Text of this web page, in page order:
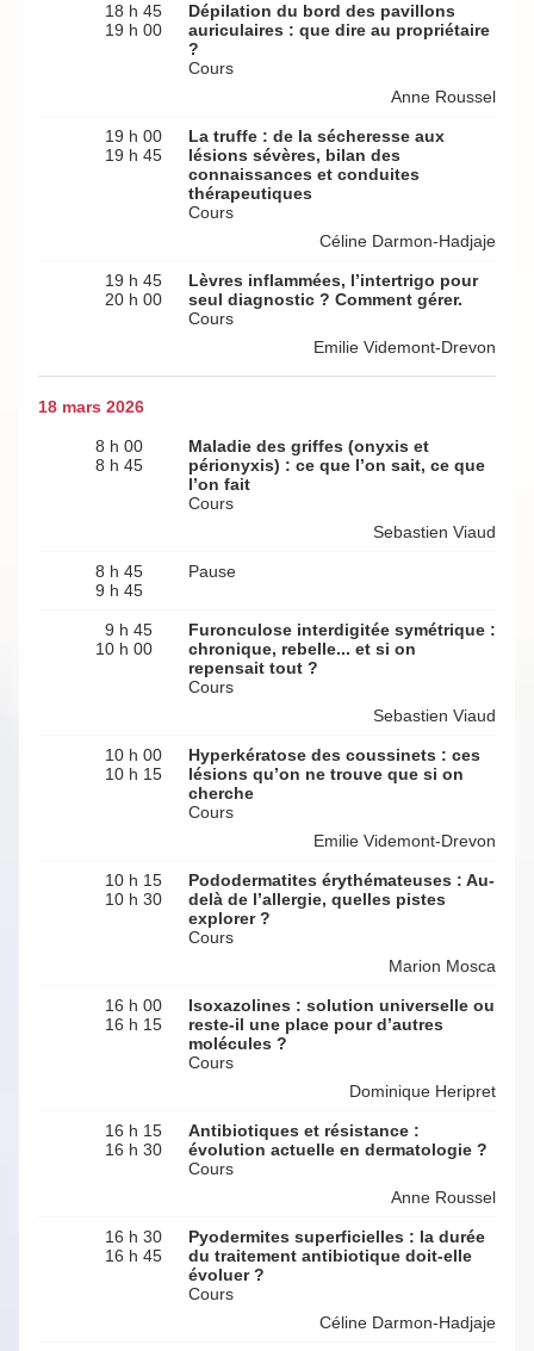
18 h 45
19 h 00
Dépilation du bord des pavillons
auriculaires : que dire au propriétaire
?
Cours
Anne Roussel
19 h 00
19 h 45
La truffe : de la sécheresse aux
lésions sévères, bilan des
connaissances et conduites
thérapeutiques
Cours
Céline Darmon-Hadjaje
19 h 45
20 h 00
Lèvres inflammées, l’intertrigo pour
seul diagnostic ? Comment gérer.
Cours
Emilie Videmont-Drevon
18 mars 2026
8 h 00
8 h 45
Maladie des griffes (onyxis et
périonyxis) : ce que l’on sait, ce que
l’on fait
Cours
Sebastien Viaud
8 h 45
9 h 45
Pause
9 h 45
10 h 00
Furonculose interdigitée symétrique :
chronique, rebelle... et si on
repensait tout ?
Cours
Sebastien Viaud
10 h 00
10 h 15
Hyperkératose des coussinets : ces
lésions qu’on ne trouve que si on
cherche
Cours
Emilie Videmont-Drevon
10 h 15
10 h 30
Pododermatites érythémateuses : Au-
delà de l’allergie, quelles pistes
explorer ?
Cours
Marion Mosca
16 h 00
16 h 15
Isoxazolines : solution universelle ou
reste-il une place pour d’autres
molécules ?
Cours
Dominique Heripret
16 h 15
16 h 30
Antibiotiques et résistance :
évolution actuelle en dermatologie ?
Cours
Anne Roussel
16 h 30
16 h 45
Pyodermites superficielles : la durée
du traitement antibiotique doit-elle
évoluer ?
Cours
Céline Darmon-Hadjaje